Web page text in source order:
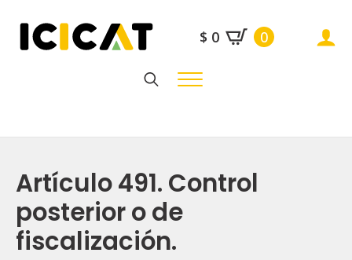
$ 0 0
Artículo 491. Control
posterior o de
fiscalización.